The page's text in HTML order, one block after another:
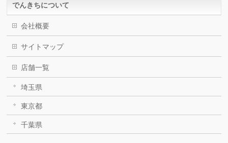
でんきちについて
会社概要
サイトマップ
店舗一覧
埼玉県
東京都
千葉県